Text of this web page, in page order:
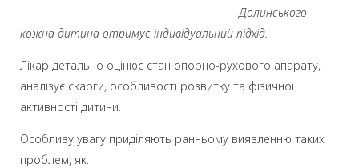
Долинського
кожна дитина отримує індивідуальний підхід.
Лікар детально оцінює стан опорно-рухового апарату,
аналізує скарги, особливості розвитку та фізичної
активності дитини.
Особливу увагу приділяють ранньому виявленню таких
проблем, як: